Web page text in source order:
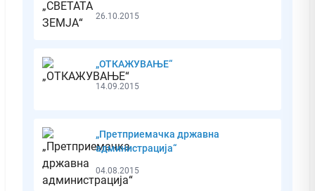
26.10.2015
„ОТКАЖУВАЊЕ“
14.09.2015
„Претприемачка државна
администрација“
04.08.2015